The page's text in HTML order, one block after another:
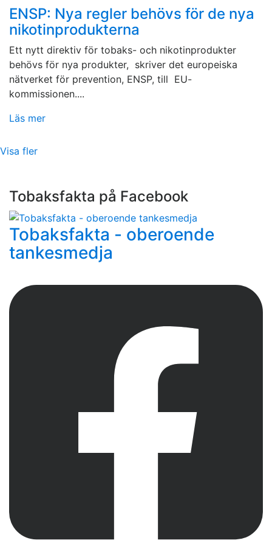
ENSP: Nya regler behövs för de nya
nikotinprodukterna
Ett nytt direktiv för tobaks- och nikotinprodukter
behövs för nya produkter, skriver det europeiska
nätverket för prevention, ENSP, till EU-
kommissionen....
Läs mer
Visa fler
Tobaksfakta på Facebook
Tobaksfakta - oberoende
tankesmedja